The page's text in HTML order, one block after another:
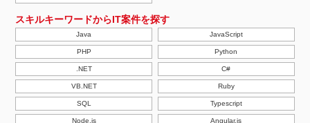
スキルキーワードからIT案件を探す
Java JavaScript
PHP Python
.NET C#
VB.NET Ruby
SQL Typescript
Node.js Angular.js